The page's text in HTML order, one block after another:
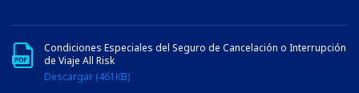
Condiciones Especiales del Seguro de Cancelación o Interrupción
de Viaje All Risk
Descargar (461KB)